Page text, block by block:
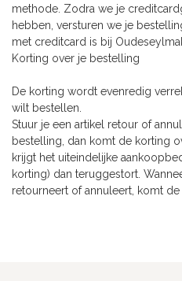
methode. Zodra we je
hebben, versturen we je
met creditcard is bij
Korting over je bestelling
De korting wordt evenredig
wilt bestellen.
Stuur je een artikel retour of
bestelling, dan komt de korting
krijgt het uiteindelijke
korting) dan teruggestort.
retourneert of annuleert, komt